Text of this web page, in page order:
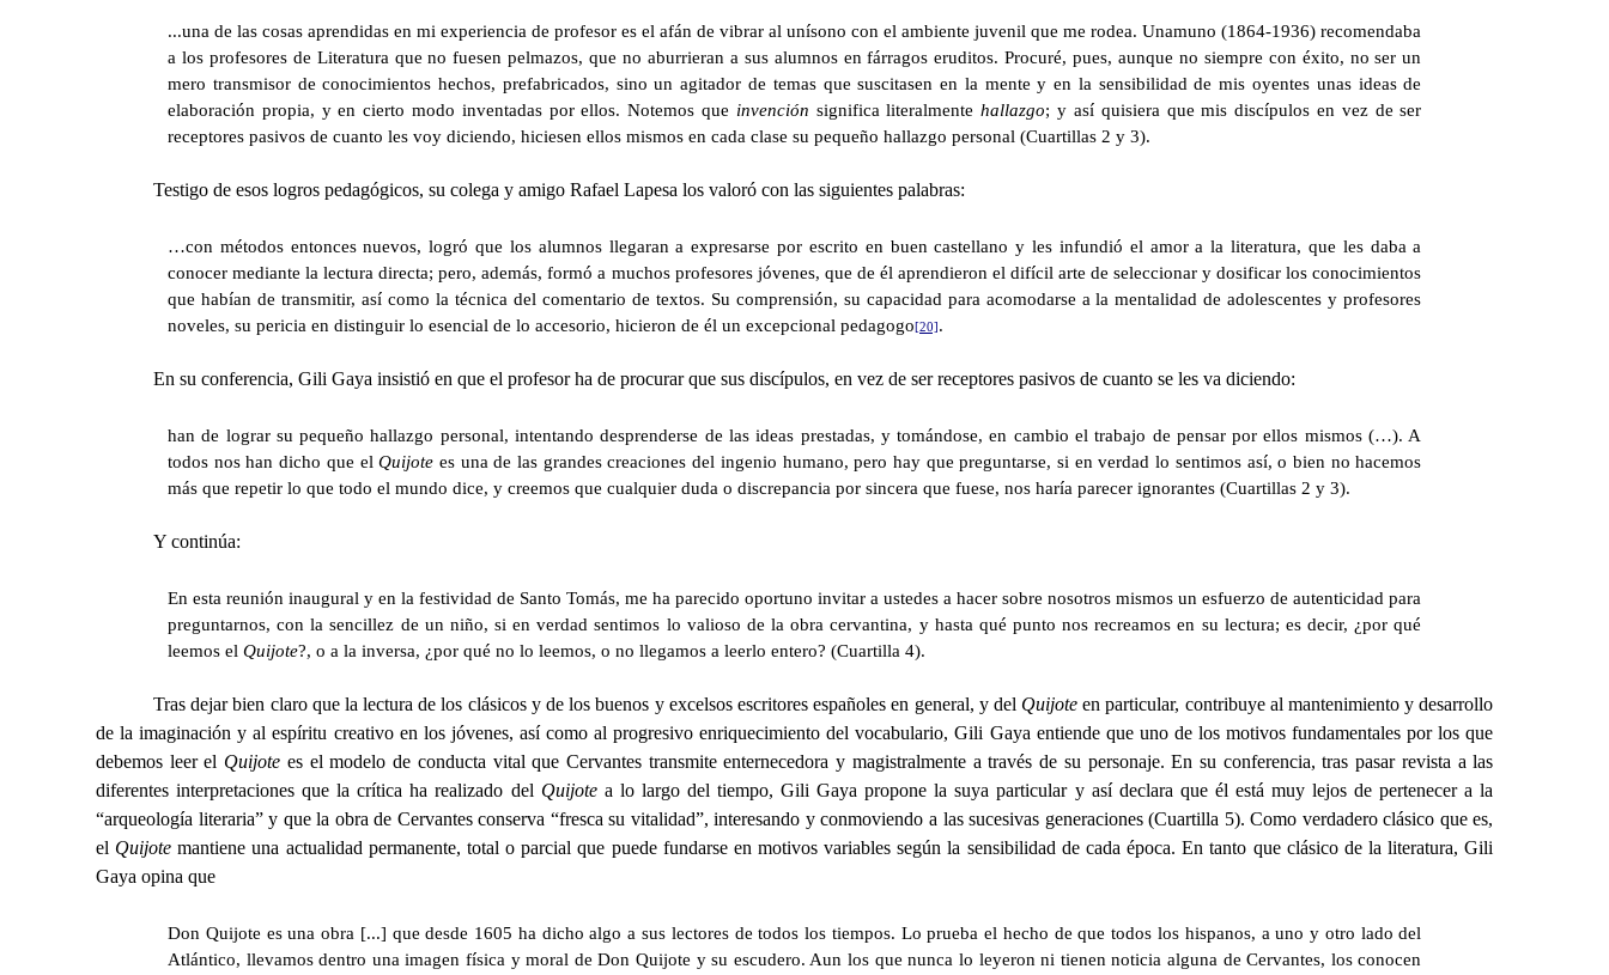
...una de las cosas aprendidas en mi experiencia de profesor es el afán de vibrar al unísono con el ambiente juvenil que me rodea. Unamuno (1864-1936) recomendaba
a los profesores de Literatura que no fuesen pelmazos, que no aburrieran a sus alumnos en fárragos eruditos. Procuré, pues, aunque no siempre con éxito, no ser un
mero transmisor de conocimientos hechos, prefabricados, sino un agitador de temas que suscitasen en la mente y en la sensibilidad de mis oyentes unas ideas de
elaboración propia, y en cierto modo inventadas por ellos. Notemos que invención significa literalmentehallazgo; y así quisiera que mis discípulos en vez de ser
receptores pasivos de cuanto les voy diciendo, hiciesen ellos mismos en cada clase su pequeño hallazgo personal (Cuartillas 2 y 3).
Testigo de esos logros pedagógicos, su colega y amigo Rafael Lapesa los valoró con las siguientes palabras:
…con métodos entonces nuevos, logró que los alumnos llegaran a expresarse por escrito en buen castellano y les infundió el amor a la literatura, que les daba a
conocer mediante la lectura directa; pero, además, formó a muchos profesores jóvenes, que de él aprendieron el difícil arte de seleccionar y dosificar los conocimientos
que habían de transmitir, así como la técnica del comentario de textos. Su comprensión, su capacidad para acomodarse a la mentalidad de adolescentes y profesores
noveles, su pericia en distinguir lo esencial de lo accesorio, hicieron de él un excepcional pedagogo[20] .
En su conferencia, Gili Gaya insistió en que el profesor ha de procurar que sus discípulos, en vez de ser receptores pasivos de cuanto se les va diciendo:
han de lograr su pequeño hallazgo personal, intentando desprenderse de las ideas prestadas, y tomándose, en cambio el trabajo de pensar por ellos mismos (…). A
todos nos han dicho que elQuijote es una de las grandes creaciones del ingenio humano, pero hay que preguntarse, si en verdad lo sentimos así, o bien no hacemos
más que repetir lo que todo el mundo dice, y creemos que cualquier duda o discrepancia por sincera que fuese, nos haría parecer ignorantes (Cuartillas 2 y 3).
Y continúa:
En esta reunión inaugural y en la festividad de Santo Tomás, me ha parecido oportuno invitar a ustedes a hacer sobre nosotros mismos un esfuerzo de autenticidad para
preguntarnos, con la sencillez de un niño, si en verdad sentimos lo valioso de la obra cervantina, y hasta qué punto nos recreamos en su lectura; es decir, ¿por qué
leemos el Quijote?, o a la inversa, ¿por qué no lo leemos, o no llegamos a leerlo entero? (Cuartilla 4).
Tras dejar bien claro que la lectura de los clásicos y de los buenos y excelsos escritores españoles en general, y del Quijote en particular, contribuye al mantenimiento y desarrollo
de la imaginación y al espíritu creativo en los jóvenes, así como al progresivo enriquecimiento del vocabulario, Gili Gaya entiende que uno de los motivos fundamentales por los que
debemos leer el Quijote es el modelo de conducta vital que Cervantes transmite enternecedora y magistralmente a través de su personaje. En su conferencia, tras pasar revista a las
diferentes interpretaciones que la crítica ha realizado del Quijotea lo largo del tiempo, Gili Gaya propone la suya particular y así declara que él está muy lejos de pertenecer a la
“arqueología literaria” y que la obra de Cervantes conserva “fresca su vitalidad”, interesando y conmoviendo a las sucesivas generaciones (Cuartilla 5). Como verdadero clásico que es,
el Quijote mantiene una actualidad permanente, total o parcial que puede fundarse en motivos variables según la sensibilidad de cada época. En tanto que clásico de la literatura, Gili
Gaya opina que
Don Quijote es una obra [...] que desde 1605 ha dicho algo a sus lectores de todos los tiempos. Lo prueba el hecho de que todos los hispanos, a uno y otro lado del
Atlántico, llevamos dentro una imagen física y moral de Don Quijote y su escudero. Aun los que nunca lo leyeron ni tienen noticia alguna de Cervantes, los conocen